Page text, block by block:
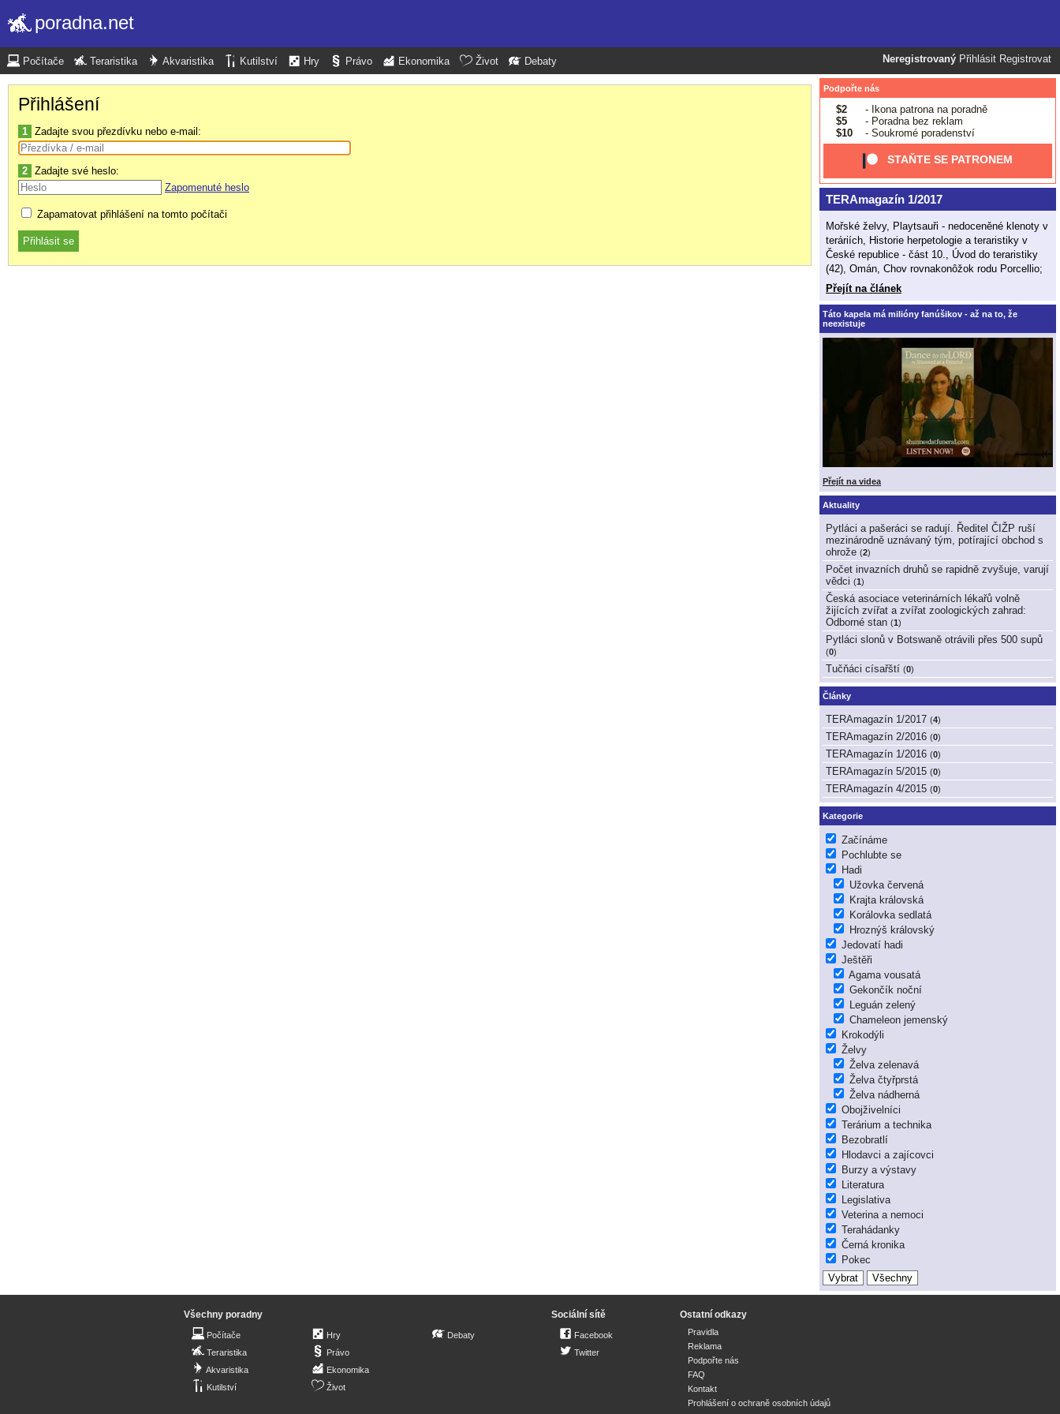
poradna.net
Neregistrovaný Přihlásit Registrovat
Počítače Teraristika Akvaristika Kutilství Hry Právo Ekonomika Život Debaty
Přihlášení
1 Zadajte svou přezdívku nebo e-mail:
2 Zadajte své heslo:
Zapomenuté heslo
Zapamatovat přihlášení na tomto počítači
Podpořte nás
$2
- Ikona patrona na poradně
$5
- Poradna bez reklam
$10
- Soukromé poradenství
STAŇTE SE PATRONEM
TERAmagazín 1/2017
Mořské želvy, Playtsauři - nedoceněné klenoty v
teráriích, Historie herpetologie a teraristiky v
České republice - část 10., Úvod do teraristiky
(42), Omán, Chov rovnakonôžok rodu Porcellio;
Přejít na článek
Táto kapela má milióny fanúšikov - až na to, že
neexistuje
Přejít na videa
Aktuality
Pytláci a pašeráci se radují. Ředitel ČIŽP ruší
mezinárodně uznávaný tým, potírající obchod s
ohrože (2)
Počet invazních druhů se rapidně zvyšuje, varují
vědci (1)
Česká asociace veterinárních lékařů volně
žijících zvířat a zvířat zoologických zahrad:
Odborné stan (1)
Pytláci slonů v Botswaně otrávili přes 500 supů
(0)
Tučňáci císařští (0)
Články
TERAmagazín 1/2017 (4)
TERAmagazín 2/2016 (0)
TERAmagazín 1/2016 (0)
TERAmagazín 5/2015 (0)
TERAmagazín 4/2015 (0)
Kategorie
Začínáme
Pochlubte se
Hadi
Užovka červená
Krajta královská
Korálovka sedlatá
Hroznýš královský
Jedovatí hadi
Ještěři
Agama vousatá
Gekončík noční
Leguán zelený
Chameleon jemenský
Krokodýli
Želvy
Želva zelenavá
Želva čtyřprstá
Želva nádherná
Obojživelníci
Terárium a technika
Bezobratlí
Hlodavci a zajícovci
Burzy a výstavy
Literatura
Legislativa
Veterina a nemoci
Terahádanky
Černá kronika
Pokec
Všechny poradny
Počítače
Teraristika
Akvaristika
Kutilství
Hry
Právo
Ekonomika
Život
Debaty
Sociální sítě
Facebook
Twitter
Ostatní odkazy
Pravidla
Reklama
Podpořte nás
FAQ
Kontakt
Prohlášení o ochraně osobních údajů